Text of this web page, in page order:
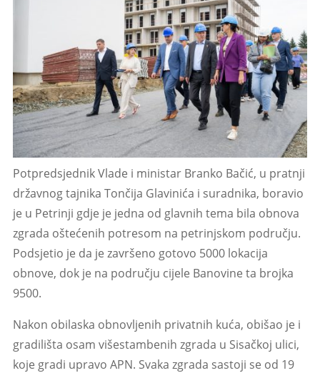
Potpredsjednik Vlade i ministar Branko Bačić, u pratnji
državnog tajnika Tončija Glavinića i suradnika, boravio
je u Petrinji gdje je jedna od glavnih tema bila obnova
zgrada oštećenih potresom na petrinjskom području.
Podsjetio je da je završeno gotovo 5000 lokacija
obnove, dok je na području cijele Banovine ta brojka
9500.
Nakon obilaska obnovljenih privatnih kuća, obišao je i
gradilišta osam višestambenih zgrada u Sisačkoj ulici,
koje gradi upravo APN. Svaka zgrada sastoji se od 19